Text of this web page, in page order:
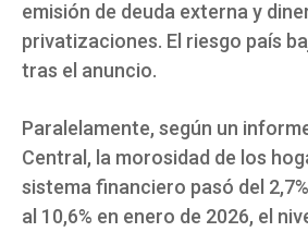
emisión de deuda externa y
privatizaciones. El riesgo país
tras el anuncio.
Paralelamente, según un
Central, la morosidad de los
sistema financiero pasó del
al 10,6% en enero de 2026, el